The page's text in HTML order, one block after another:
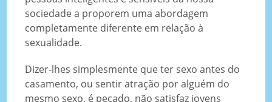
sociedade a proporem uma abordagem
completamente diferente em relação à
sexualidade.
Dizer-lhes simplesmente que ter sexo antes do
casamento, ou sentir atração por alguém do
mesmo sexo, é pecado, não satisfaz jovens